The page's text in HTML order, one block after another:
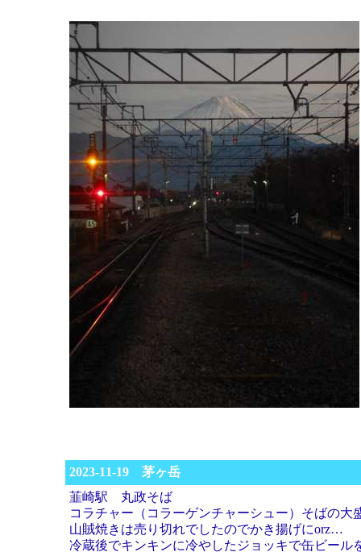
2023-11-19 茅ヶ岳
韮崎駅 丸政そば
コラチャー（コラーゲンチャーシュー）そばの
山賊焼きは売り切れでしたのでかき揚げにorz…
冷蔵後でキンキンに冷やしたジョッキで缶ビール